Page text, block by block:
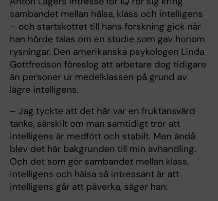
sambandet mellan hälsa, klass och intelligens
– och startskottet till hans forskning gick när
han hörde talas om en studie som gav honom
rysningar. Den amerikanska psykologen Linda
Gottfredson föreslog att arbetare dog tidigare
än personer ur medelklassen på grund av
lägre intelligens.
– Jag tyckte att det här var en fruktansvärd
tanke, särskilt om man samtidigt tror att
intelligens är medfött och stabilt. Men ändå
blev det här bakgrunden till min avhandling.
Och det som gör sambandet mellan klass,
intelligens och hälsa så intressant är att
intelligens går att påverka, säger han.